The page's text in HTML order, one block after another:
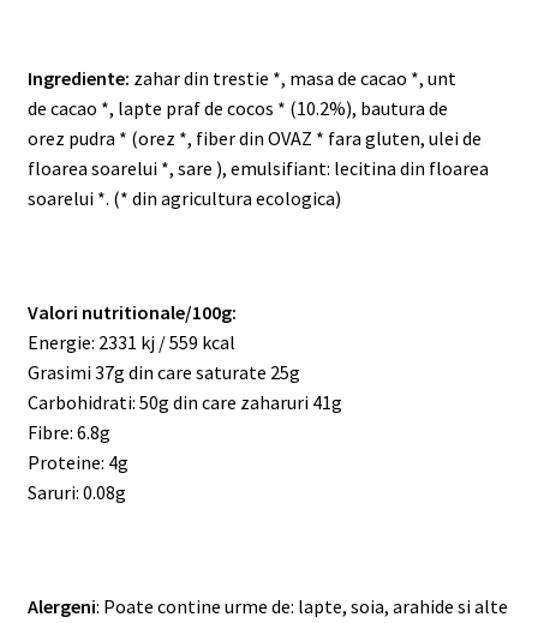
Ingrediente: zahar din trestie *, masa de cacao *, unt
de cacao *, lapte praf de cocos * (10.2%), bautura de
orez pudra * (orez *, fiber din OVAZ * fara gluten, ulei de
floarea soarelui *, sare ), emulsifiant: lecitina din floarea
soarelui *. (* din agricultura ecologica)
Valori nutritionale/100g:
Energie: 2331 kj / 559 kcal
Grasimi 37g din care saturate 25g
Carbohidrati: 50g din care zaharuri 41g
Fibre: 6.8g
Proteine: 4g
Saruri: 0.08g
Alergeni: Poate contine urme de: lapte, soia, arahide si alte